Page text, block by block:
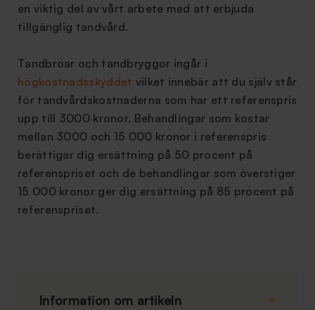
en viktig del av vårt arbete med att erbjuda
tillgänglig tandvård.
Tandbroar och tandbryggor ingår i
högkostnadsskyddet vilket innebär att du själv står
för tandvårdskostnaderna som har ett referenspris
upp till 3000 kronor. Behandlingar som kostar
mellan 3000 och 15 000 kronor i referenspris
berättigar dig ersättning på 50 procent på
referenspriset och de behandlingar som överstiger
15 000 kronor ger dig ersättning på 85 procent på
referenspriset.
Information om artikeln